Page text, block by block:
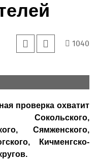
1040
проверка охватит
Сокольского,
Сямженского,
Кичменгско-